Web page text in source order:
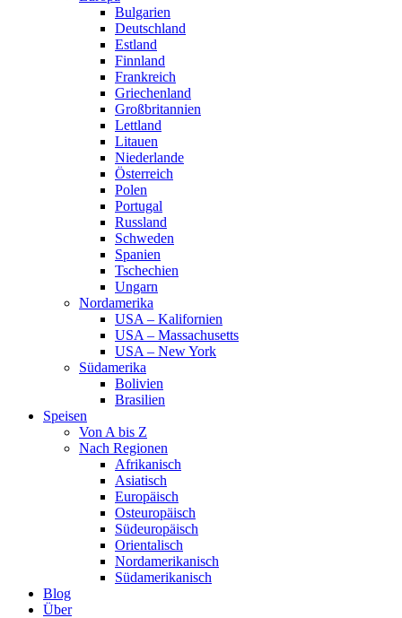
Bulgarien
Deutschland
Estland
Finnland
Frankreich
Griechenland
Großbritannien
Lettland
Litauen
Niederlande
Österreich
Polen
Portugal
Russland
Schweden
Spanien
Tschechien
Ungarn
Nordamerika
USA – Kalifornien
USA – Massachusetts
USA – New York
Südamerika
Bolivien
Brasilien
Speisen
Von A bis Z
Nach Regionen
Afrikanisch
Asiatisch
Europäisch
Osteuropäisch
Südeuropäisch
Orientalisch
Nordamerikanisch
Südamerikanisch
Blog
Über